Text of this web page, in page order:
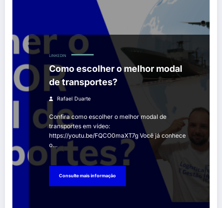
LINKEDIN
Como escolher o melhor modal
de transportes?
Rafael Duarte
Confira como escolher o melhor modal de
transportes em vídeo:
https://youtu.be/FQCO0maXT7g Você já conhece
o…
Consulte mais informação